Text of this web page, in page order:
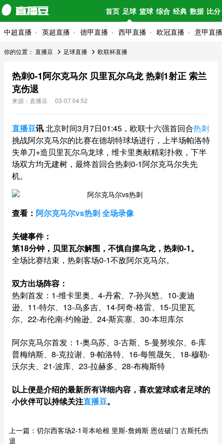
首页 足球 篮球 综合 经典 数据 比分
中超直播 英超直播 德甲直播 西甲直播 欧冠直播 意甲直播
你的位置： 直播豆 足球直播 欧联杯直播
热刺0-1阿尔克马尔 贝里瓦尔乌龙 热刺1射正 索兰
克伤退
来源：直播豆 03-07 04:52
直播豆讯北京时间3月7日01:45，欧联十六强首回合热刺
挑战阿尔克马尔的比赛在德胡特球场进行，上半场帕洛特
失单刀+造贝里瓦尔乌龙球，维卡里奥献精彩扑救，下半
场双方均无建树，最终首回合热刺0-1阿尔克马尔失先
机。
查看： 阿尔克马尔vs热刺 全场录像
关键事件：
第18分钟，贝里瓦尔解围，不慎自摆乌龙，热刺0-1。
全场比赛结束，热刺客场0-1不敌阿尔克马尔。
双方出场阵容：
热刺首发：1-维卡里奥、4-丹索、7-孙兴慜、10-麦迪
逊、11-特尔、13-乌多吉、14-阿奇-格雷、15-贝里瓦
尔、22-布伦南-约翰逊、24-斯宾塞、30-本坦库尔
阿尔克马尔首发：1-奥乌苏、3-古斯、5-曼努埃尔、6-库
普梅纳斯、8-克拉谢、9-帕洛特、16-每熊晟矢、18-穆勒-
沃尔夫、21-波库、23-拉赫多、28-布梅斯特
以上便是介绍的最新所有详细内容，喜欢篮球或者足球的
小伙伴可以持续关注直播豆。
上一篇： 切尔西客场2-1哥本哈根 里斯-詹姆斯 恩佐破门 古斯托伤
退